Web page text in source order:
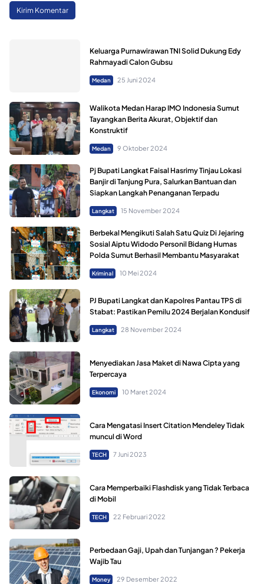
Keluarga Purnawirawan TNI Solid Dukung Edy
Rahmayadi Calon Gubsu
Medan 25 Juni 2024
Walikota Medan Harap IMO Indonesia Sumut
Tayangkan Berita Akurat, Objektif dan
Konstruktif
Medan 9 Oktober 2024
Pj Bupati Langkat Faisal Hasrimy Tinjau Lokasi
Banjir di Tanjung Pura, Salurkan Bantuan dan
Siapkan Langkah Penanganan Terpadu
Langkat 15 November 2024
Berbekal Mengikuti Salah Satu Quiz Di Jejaring
Sosial Aiptu Widodo Personil Bidang Humas
Polda Sumut Berhasil Membantu Masyarakat
Kriminal 10 Mei 2024
PJ Bupati Langkat dan Kapolres Pantau TPS di
Stabat: Pastikan Pemilu 2024 Berjalan Kondusif
Langkat 28 November 2024
Menyediakan Jasa Maket di Nawa Cipta yang
Terpercaya
Ekonomi 10 Maret 2024
Cara Mengatasi Insert Citation Mendeley Tidak
muncul di Word
TECH 7 Juni 2023
Cara Memperbaiki Flashdisk yang Tidak Terbaca
di Mobil
TECH 22 Februari 2022
Perbedaan Gaji, Upah dan Tunjangan ? Pekerja
Wajib Tau
Money 29 Desember 2022